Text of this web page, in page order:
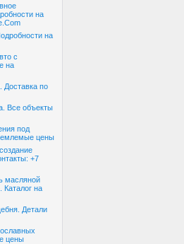
на
на
с
на
Доставка по
Все объекты
под
цены
+7
масляной
Каталог на
Детали
цены